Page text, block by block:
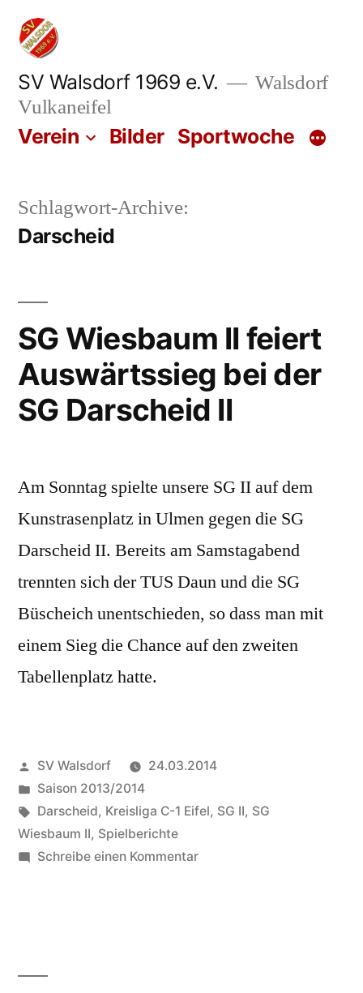
Zum
Inhalt
springen
SV Walsdorf 1969 e.V.
Walsdorf
Vulkaneifel
Verein Bilder Sportwoche
Schlagwort-Archive:
Darscheid
SG Wiesbaum II feiert
Auswärtssieg bei der
SG Darscheid II
Am Sonntag spielte unsere SG II auf dem
Kunstrasenplatz in Ulmen gegen die SG
Darscheid II. Bereits am Samstagabend
trennten sich der TUS Daun und die SG
Büscheich unentschieden, so dass man mit
einem Sieg die Chance auf den zweiten
Tabellenplatz hatte.
Veröffentlicht
von
SV Walsdorf
24.03.2014
Veröffentlicht
in
Saison 2013/2014
Schlagwörter:
Darscheid, Kreisliga C-1 Eifel, SG II, SG
Wiesbaum II, Spielberichte
Schreibe einen Kommentarzu